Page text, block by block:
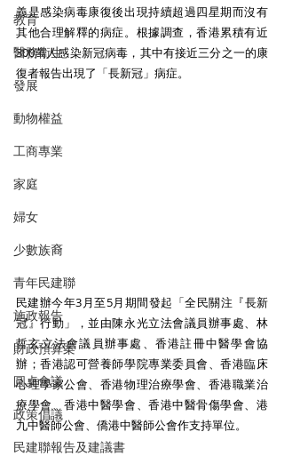
教育
醫務衛生
發展
動物權益
工商專業
家庭
婦女
少數族裔
青年民建聯
施政報告
財政預算案
圓桌會議
政策倡議
民建聯報告及建議書
義是感染病毒康復後出現持續超過四星期而沒有
其他合理解釋的病症。根據調查，香港累積有近
300萬人感染新冠病毒，其中有接近三分之一的康
復者報告出現了「長新冠」病症。
民建辦今年3月至5月期間發起「全民關注『長新
冠』行動」，並由陳永光立法會議員辦事處、林
哲玄立法會議員辦事處、香港註冊中醫學會協
辦；香港認可營養師學院專業委員會、香港臨床
心理學家公會、香港物理治療學會、香港職業治
療學會、香港中醫學會、香港中醫骨傷學會、港
九中醫師公會、僑港中醫師公會作支持單位。